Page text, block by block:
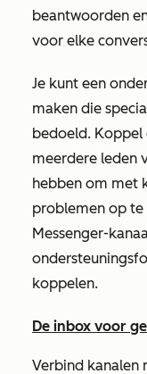
beantwoorden
voor elke
Je kunt een
maken die
bedoeld. Koppel
meerdere leden
hebben om met
problemen op te
Messenger-
koppelen.
De inbox voor
Verbind kanalen